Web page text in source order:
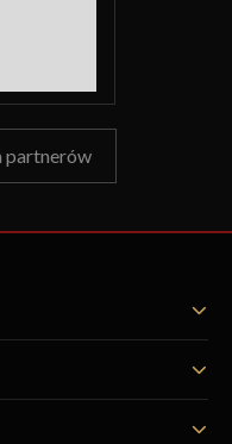
partnerów